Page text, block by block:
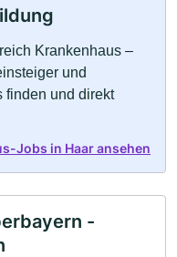
Krankenhaus –
und
finden und direkt
Jobs in Haar ansehen
-